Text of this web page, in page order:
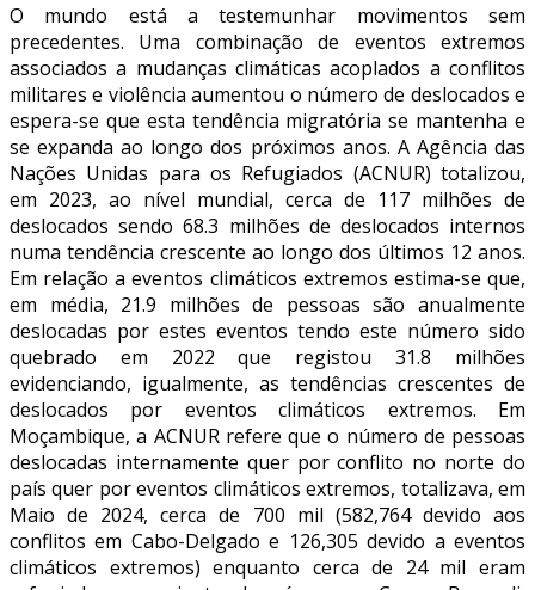
O mundo está a testemunhar movimentos sem
precedentes. Uma combinação de eventos extremos
associados a mudanças climáticas acoplados a conflitos
militares e violência aumentou o número de deslocados e
espera-se que esta tendência migratória se mantenha e
se expanda ao longo dos próximos anos. A Agência das
Nações Unidas para os Refugiados (ACNUR) totalizou,
em 2023, ao nível mundial, cerca de 117 milhões de
deslocados sendo 68.3 milhões de deslocados internos
numa tendência crescente ao longo dos últimos 12 anos.
Em relação a eventos climáticos extremos estima-se que,
em média, 21.9 milhões de pessoas são anualmente
deslocadas por estes eventos tendo este número sido
quebrado em 2022 que registou 31.8 milhões
evidenciando, igualmente, as tendências crescentes de
deslocados por eventos climáticos extremos. Em
Moçambique, a ACNUR refere que o número de pessoas
deslocadas internamente quer por conflito no norte do
país quer por eventos climáticos extremos, totalizava, em
Maio de 2024, cerca de 700 mil (582,764 devido aos
conflitos em Cabo-Delgado e 126,305 devido a eventos
climáticos extremos) enquanto cerca de 24 mil eram